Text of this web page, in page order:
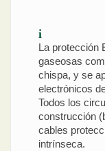
i
La protección
gaseosas
chispa, y se
electrónicos
Todos los
construcción
cables
intrínseca.